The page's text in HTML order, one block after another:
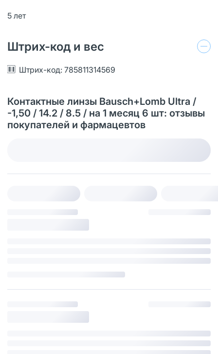
5 лет
Штрих-код и вес
Штрих-код: 785811314569
Контактные линзы Bausch+Lomb Ultra /
-1,50 / 14.2 / 8.5 / на 1 месяц 6 шт: отзывы
покупателей и фармацевтов